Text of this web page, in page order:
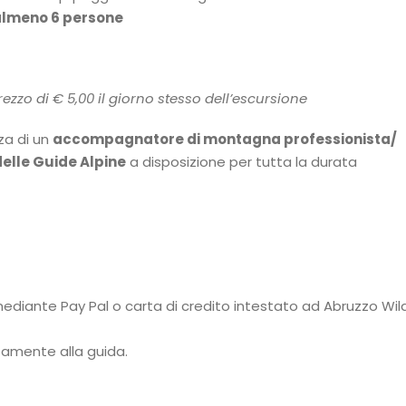
6 persone
di € 5,00 il giorno stesso dell’escursione
di un accompagnatore di montagna professionista/
Guide Alpinea disposizione per tutta la durata
Pay Pal o carta di credito intestato ad Abruzzo
alla guida.